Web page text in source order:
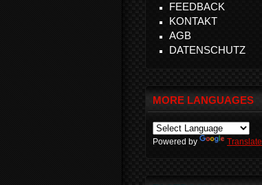
FEEDBACK
KONTAKT
AGB
DATENSCHUTZ
MORE LANGUAGES
Powered by Translate